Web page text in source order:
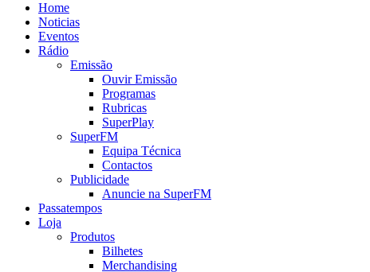
Home
Noticias
Eventos
Rádio
Emissão
Ouvir Emissão
Programas
Rubricas
SuperPlay
SuperFM
Equipa Técnica
Contactos
Publicidade
Anuncie na SuperFM
Passatempos
Loja
Produtos
Bilhetes
Merchandising